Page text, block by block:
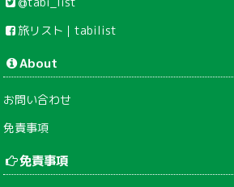
旅リスト｜tabilist
About
お問い合わせ
免責事項
免責事項